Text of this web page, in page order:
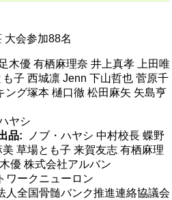
大会参加88名
木優 有栖麻理奈 井上真孝 上田唯
子 西城凛 Jenn 下山哲也 菅原千
ング塚本 樋口徹 松田麻矢 矢島亨
ヤシ
品
ノブ・ハヤシ 中村校長 蝶野
草場とも子 来賀友志 有栖麻理
優 株式会社アルバン
ワークニューロン
人全国骨髄バンク推進連絡協議会